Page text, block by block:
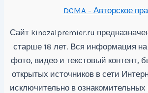
DCMA - Авторское
Сайт kinozalpremier.ru
старше 18 лет. Вся информация
фото, видео и текстовый контент,
открытых источников в сети
исключительно в